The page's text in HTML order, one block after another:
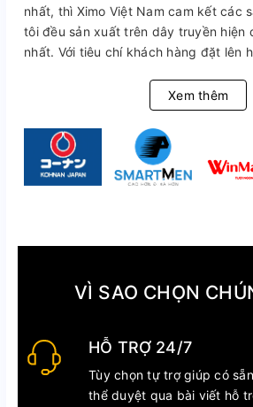
nhất, thì Ximo Việt Nam cam kết các
tôi đều sản xuất trên dây truyền hiện
nhất. Với tiêu chí khách hàng đặt lên
Xem thêm
VÌ SAO CHỌN
HỖ TRỢ 24/7
Tùy chọn tự trợ giúp có
thể duyệt qua bài viết hỗ